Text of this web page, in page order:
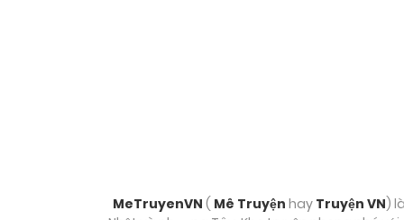
MeTruyenVN ( Mê Truyện hay Truyện VN)